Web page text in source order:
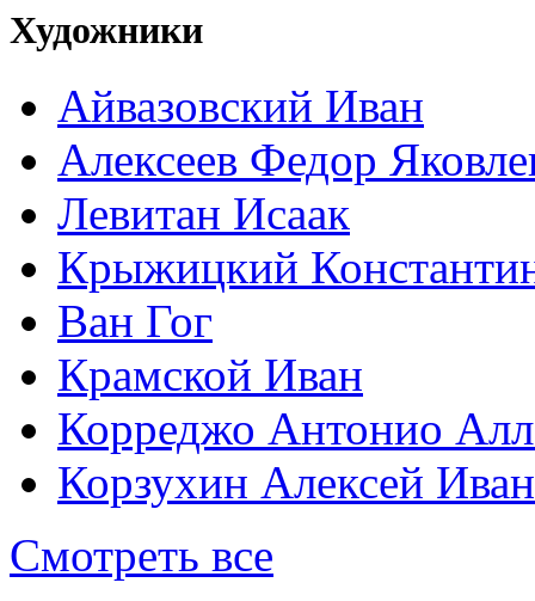
Художники
Айвазовский Иван
Алексеев Федор
Левитан Исаак
Крыжицкий
Ван Гог
Крамской Иван
Корреджо Антонио
Корзухин Алексей
Смотреть все